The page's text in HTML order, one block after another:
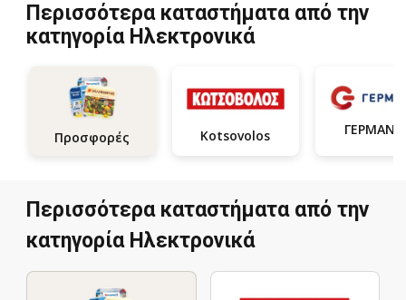
Περισσότερα καταστήματα από την
κατηγορία Hλεκτρονικά
Προσφορές Kotsovolos
Περισσότερα καταστήματα από την
κατηγορία Hλεκτρονικά